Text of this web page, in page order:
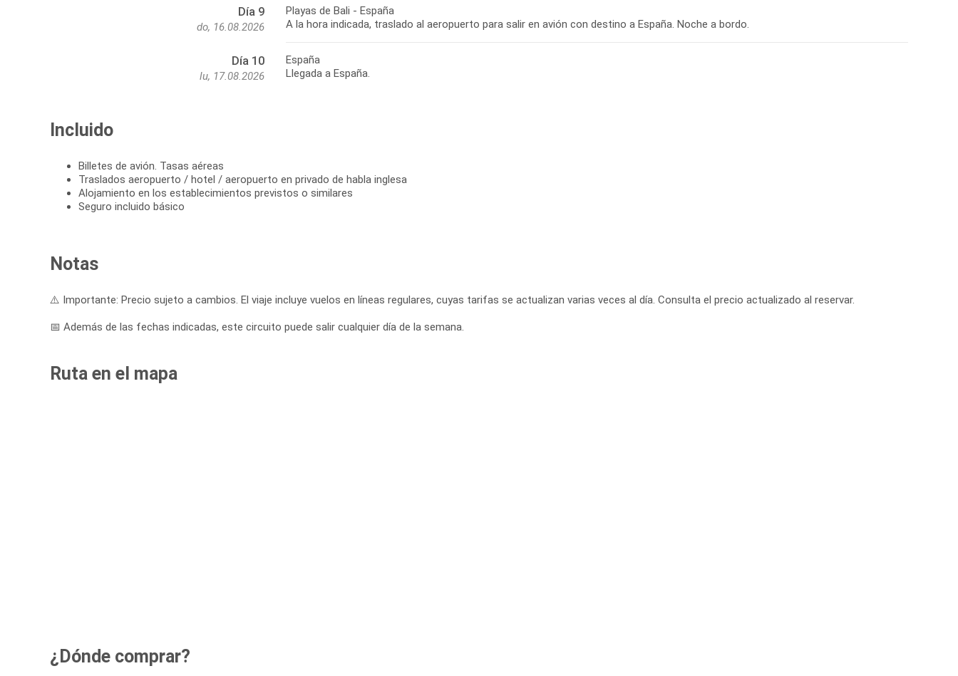
Día 9
do, 16.08.2026
Playas de Bali - España
A la hora indicada, traslado al aeropuerto para salir en avión con destino a España. Noche a bordo.
Día 10
lu, 17.08.2026
España
Llegada a España.
Incluido
Billetes de avión. Tasas aéreas
Traslados aeropuerto / hotel / aeropuerto en privado de habla inglesa
Alojamiento en los establecimientos previstos o similares
Seguro incluido básico
Notas
⚠️ Importante: Precio sujeto a cambios. El viaje incluye vuelos en líneas regulares, cuyas tarifas se actualizan varias veces al día. Consulta el precio actualizado al reservar.
📅 Además de las fechas indicadas, este circuito puede salir cualquier día de la semana.
Ruta en el mapa
¿Dónde comprar?